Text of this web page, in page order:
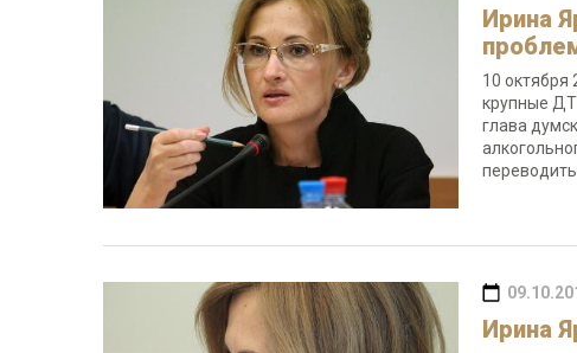
Ирина
10
крупные
глава
Ирина